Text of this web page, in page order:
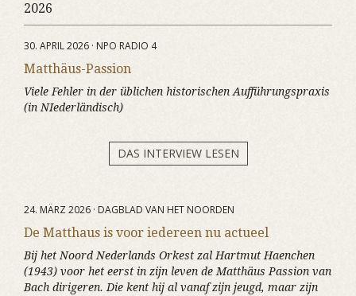
2026
30. APRIL 2026 · NPO RADIO 4
Matthäus-Passion
Viele Fehler in der üblichen historischen Aufführungspraxis
(in NIederländisch)
DAS INTERVIEW LESEN
24. MÄRZ 2026 · DAGBLAD VAN HET NOORDEN
De Matthaus is voor iedereen nu actueel
Bij het Noord Nederlands Orkest zal Hartmut Haenchen
(1943) voor het eerst in zijn leven de Matthäus Passion van
Bach dirigeren. Die kent hij al vanaf zijn jeugd, maar zijn